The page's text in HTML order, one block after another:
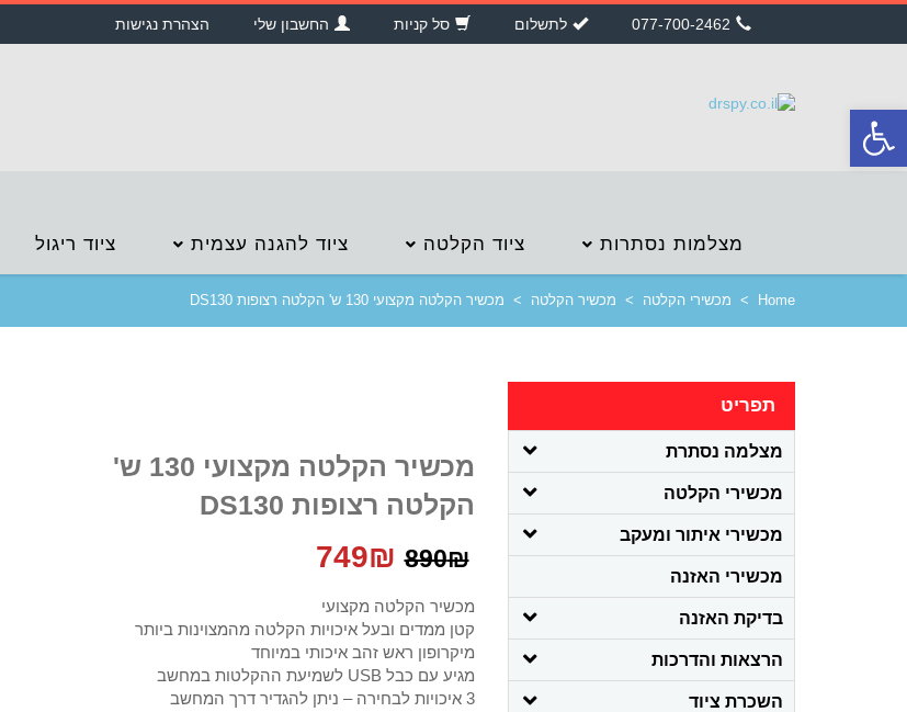
סרגל
נגישות
הצהרת נגישות החשבון שלי סל קניות לתשלום 077-700-2462
מצלמות נסתרות ציוד הקלטה ציוד להגנה עצמית ציוד ריגול
Home
> מכשירי הקלטה > מכשיר הקלטה > מכשיר הקלטה מקצועי 130 ש' הקלטה רצופות DS130
מכשיר הקלטה מקצועי 130 ש'
הקלטה רצופות DS130
890₪
המחיר
המקורי
היה:
890₪.
749₪
הוא:
749₪.
מכשיר הקלטה מקצועי
קטן ממדים ובעל איכויות הקלטה מהמצוינות ביותר
מיקרופון ראש זהב איכותי במיוחד
מגיע עם כבל USB לשמיעת ההקלטות במחשב
3 איכויות לבחירה – ניתן להגדיר דרך המחשב
תפריט
מצלמה נסתרת
מכשירי הקלטה
מכשירי איתור ומעקב
מכשירי האזנה
בדיקת האזנה
הרצאות והדרכות
השכרת ציוד